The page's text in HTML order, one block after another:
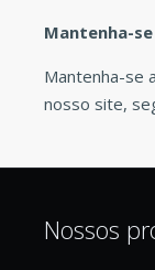
Mantenha-
Mantenha-se
nosso site,
Nossos